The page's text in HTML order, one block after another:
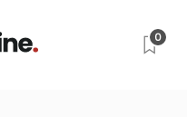
0